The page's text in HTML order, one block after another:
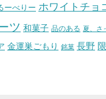
べりー ホワイトチョ
ツ 和菓子 品のある 夏、さ
金運巣ごもり 銘菓 長野